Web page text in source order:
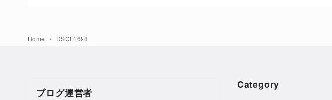
Home DSCF1698
ブログ運営者
Category